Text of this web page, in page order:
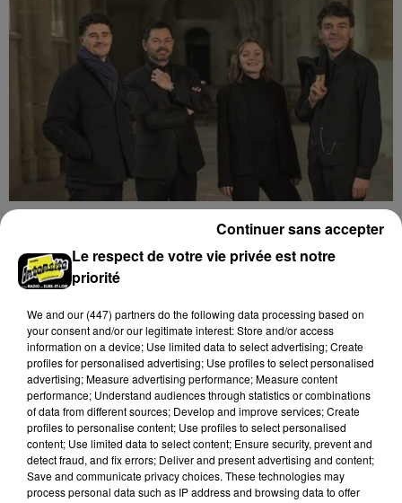
CHARTRES - Concert : Ensemble vocal
Dimanche 9 août à 16h30 à la cathédrale de Chartres :
Ensemble vocal Kerygma. Quatuor vocal.
TIERCÉ - QUARTÉ - QUINTÉ PLUS - Les
Le respect de votre vie privée est notre
priorité
We and our (447) partnersdo the following data processing based on
your consent and/or our legitimate interest: Store and/or access
information on a device; Use limited data to select advertising; Create
profiles for personalised advertising; Use profiles to select personalised
advertising; Measure advertising performance; Measure content
performance; Understand audiences through statistics or combinations
of data from different sources; Develop and improve services; Create
profiles to personalise content; Use profiles to select personalised
content; Use limited data to select content; Ensure security, prevent and
detect fraud, and fix errors; Deliver and present advertising and content;
Save and communicate privacy choices. These technologies may
process personal data such as IP address and browsing data to offer
Continuer sans accepter